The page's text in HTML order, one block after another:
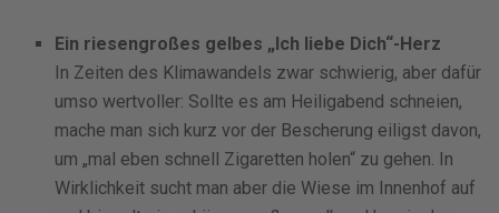
Ein riesengroßes gelbes „Ich liebe Dich“-Herz
In Zeiten des Klimawandels zwar schwierig, aber dafür
umso wertvoller: Sollte es am Heiligabend schneien,
mache man sich kurz vor der Bescherung eiligst davon,
um „mal eben schnell Zigaretten holen“ zu gehen. In
Wirklichkeit sucht man aber die Wiese im Innenhof auf